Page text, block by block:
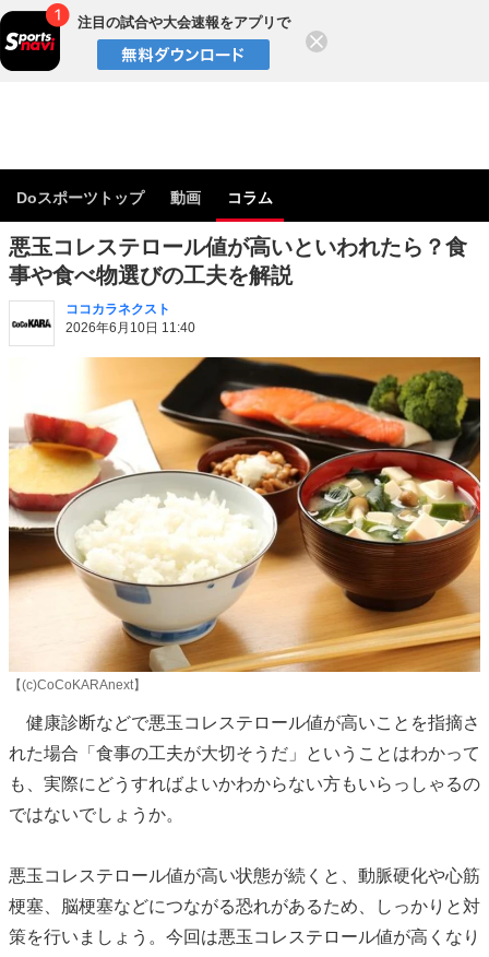
注目の試合や大会速報をアプリで
Doスポーツトップ 動画 コラム
悪玉コレステロール値が高いといわれたら？食
事や食べ物選びの工夫を解説
ココカラネクスト
2026年6月10日 11:40
【(c)CoCoKARAnext】
健康診断などで悪玉コレステロール値が高いことを指摘さ
れた場合「食事の工夫が大切そうだ」ということはわかって
も、実際にどうすればよいかわからない方もいらっしゃるの
ではないでしょうか。
悪玉コレステロール値が高い状態が続くと、動脈硬化や心筋
梗塞、脳梗塞などにつながる恐れがあるため、しっかりと対
策を行いましょう。今回は悪玉コレステロール値が高くなり